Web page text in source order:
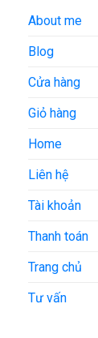
About me
Blog
Cửa hàng
Giỏ hàng
Home
Liên hệ
Tài khoản
Thanh toán
Trang chủ
Tư vấn